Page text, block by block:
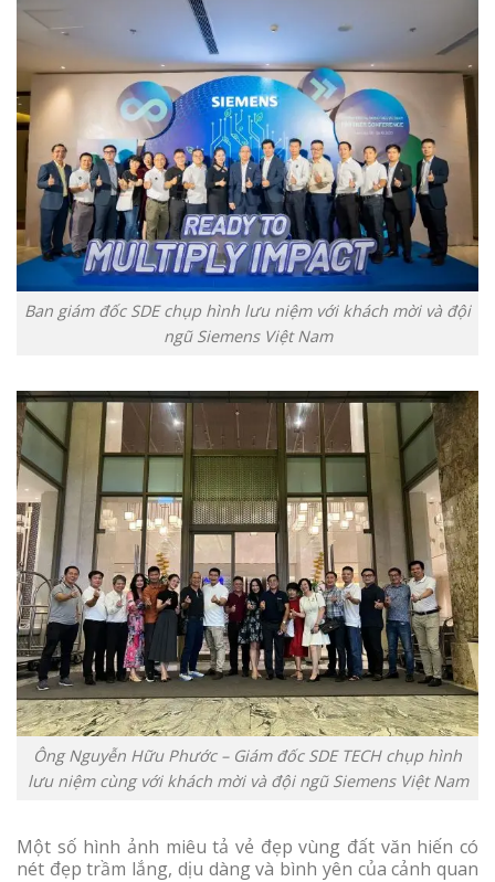
Ban giám đốc SDE chụp hình lưu niệm với khách mời và đội
ngũ Siemens Việt Nam
Ông Nguyễn Hữu Phước – Giám đốc SDE TECH chụp hình
lưu niệm cùng với khách mời và đội ngũ Siemens Việt Nam
Một số hình ảnh miêu tả vẻ đẹp vùng đất văn hiến có
nét đẹp trầm lắng, dịu dàng và bình yên của cảnh quan